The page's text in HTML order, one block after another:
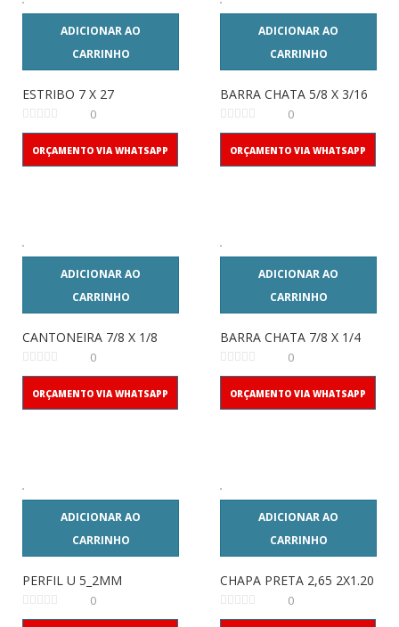
ADICIONAR AO
CARRINHO
ESTRIBO 7 X 27
0
ORÇAMENTO VIA WHATSAPP
ADICIONAR AO
CARRINHO
BARRA CHATA 5/8 X 3/16
0
ORÇAMENTO VIA WHATSAPP
ADICIONAR AO
CARRINHO
CANTONEIRA 7/8 X 1/8
0
ORÇAMENTO VIA WHATSAPP
ADICIONAR AO
CARRINHO
BARRA CHATA 7/8 X 1/4
0
ORÇAMENTO VIA WHATSAPP
ADICIONAR AO
CARRINHO
PERFIL U 5_2MM
0
ADICIONAR AO
CARRINHO
CHAPA PRETA 2,65 2X1.20
0